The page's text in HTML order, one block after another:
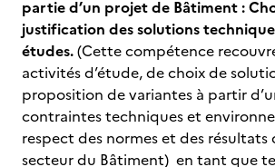
partie d’un projet de Bâtiment :
justification des solutions
études.(Cette compétence
activités d’étude, de choix de
proposition de variantes à partir
contraintes techniques et
respect des normes et des résultats
secteur du Bâtiment) en tant que